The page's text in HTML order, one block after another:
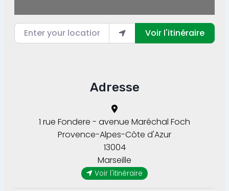
Enter your location
Voir l'itinéraire
Adresse
1 rue Fondere - avenue Maréchal Foch
Marseille
Provence-Alpes-Côte d'Azur
13004
Voir l'itinéraire